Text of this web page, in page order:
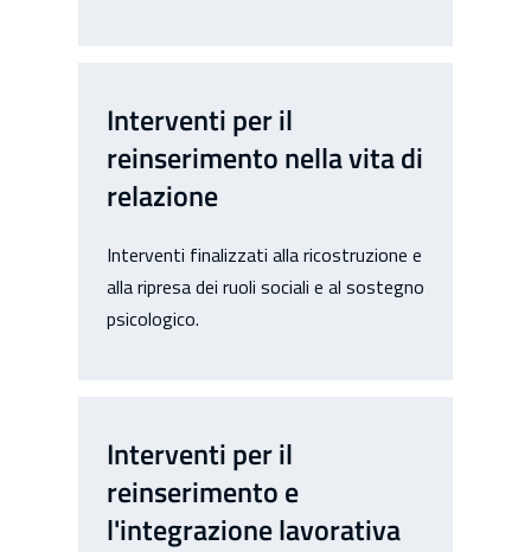
Interventi per il
reinserimento nella vita di
relazione
Interventi finalizzati alla ricostruzione e
alla ripresa dei ruoli sociali e al sostegno
psicologico.
Interventi per il
reinserimento e
l'integrazione lavorativa